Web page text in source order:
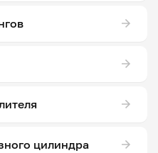
цилиндра